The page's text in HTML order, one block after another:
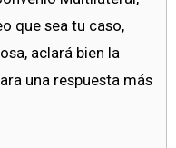
que sea tu caso,
aclará bien la
una respuesta más